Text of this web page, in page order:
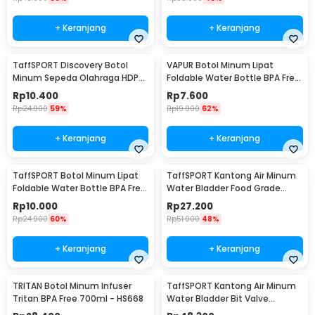
1 x TaffSPORT Botol Minum Lipat Soft Flask Running Water Bottle
500ml - TF-50
+ Keranjang + Keranjang
TaffSPORT Discovery Botol
Minum Sepeda Olahraga HDPE
Dust Cover 650ml - 3026
Rp10.400
Rp24.900 59%
+ Keranjang
VAPUR Botol Minum Lipat
Foldable Water Bottle BPA Free
Karabiner 500ml - V5
Rp7.600
Rp19.900 62%
+ Keranjang
TaffSPORT Botol Minum Lipat
Foldable Water Bottle BPA Free
700ml - S29
Rp10.000
Rp24.900 60%
+ Keranjang
TaffSPORT Kantong Air Minum
Water Bladder Food Grade
Hydration Bag 2L - SD16
Rp27.200
Rp51.900 48%
+ Keranjang
TRITAN Botol Minum Infuser
Tritan BPA Free 700ml - HS668
TaffSPORT Kantong Air Minum
Water Bladder Bit Valve
Hydration Bag 2L - SD16